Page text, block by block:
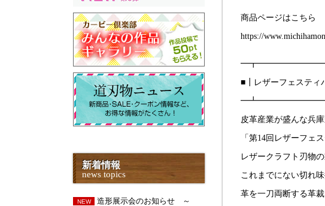
商品ページはこちら
https://
■┃レザーフェスティ
皮革産業が盛んな兵
「第14回レザーフェ
レザークラフト刃物
これまでにない切れ
革を一刀両断する革
新着情報
news topics
造形展示会のお知らせ ～